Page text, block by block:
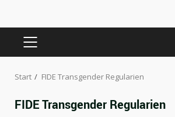
PRIMÄRES
Start FIDE Transgender Regularien
FIDE Transgender Regularien